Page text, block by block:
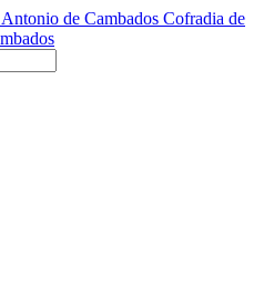
Cofradia de